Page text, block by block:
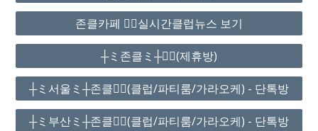
존클카페 ❤️‍🔥실시간클럽뉴스 보기
┼ミ존클ミ┼❤️‍🔥(제휴방)
┼ミ서울ミ┼존클❤️‍🔥(클럽/파티룸/가라오케) - 단톡방
┼ミ부산ミ┼존클❤️‍🔥(클럽/파티룸/가라오케) - 단톡방